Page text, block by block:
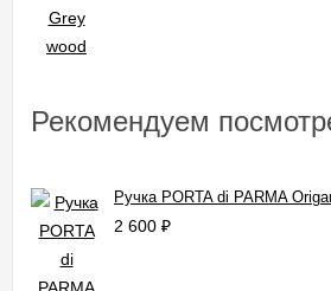
Рекомендуем
Ручка PORTA di PARMA
2 600 ₽